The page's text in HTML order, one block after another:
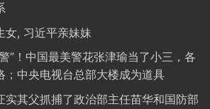
女, 习近平亲妹妹
”！中国最美警花张津瑜当了小三，各
；中央电视台总部大楼成为道具
实其父抓捕了政治部主任苗华和国防部